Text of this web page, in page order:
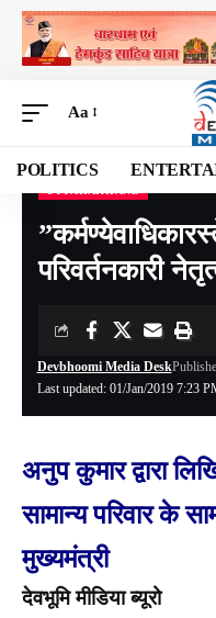
Aa
POLITICS
Devbhoomi Media>Blog>
परिवर्तनकारी
Last updated: 01/Jan/2019 7:23
Devbhoomi Media Desk
अनुप कुमार द्वारा
सामान्य परिवार के
मुख्यमंत्री
देवभूमि मीडिया ब्यूरो